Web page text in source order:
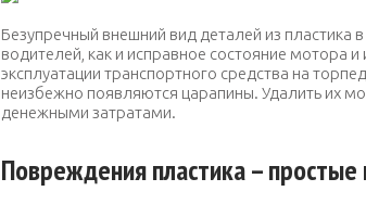
Безупречный внешний вид деталей из
водителей, как и исправное состояние мотора
эксплуатации транспортного средства на
неизбежно появляются царапины. Удалить их
денежными затратами.
Повреждения пластика –